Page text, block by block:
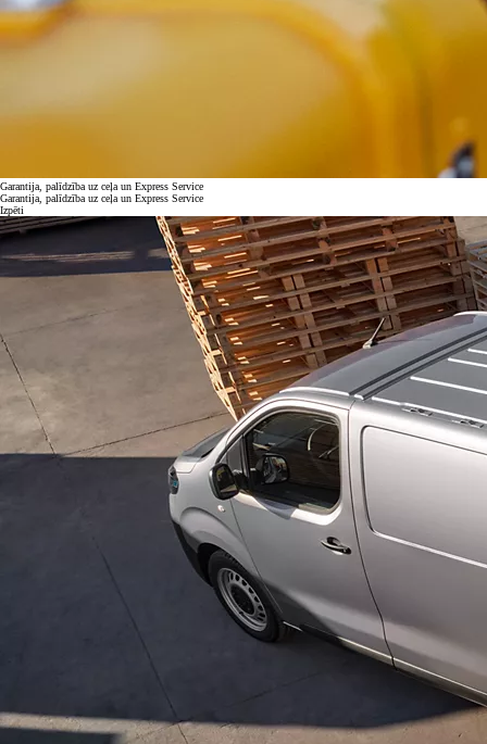
Garantija, palīdzība uz ceļa un Express Service
Garantija, palīdzība uz ceļa un Express Service
Izpēti